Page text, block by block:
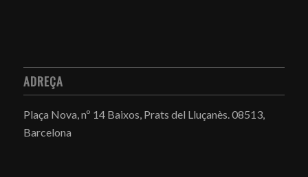
ADREÇA
Plaça Nova, nº 14 Baixos, Prats del Lluçanès.08513,
Barcelona